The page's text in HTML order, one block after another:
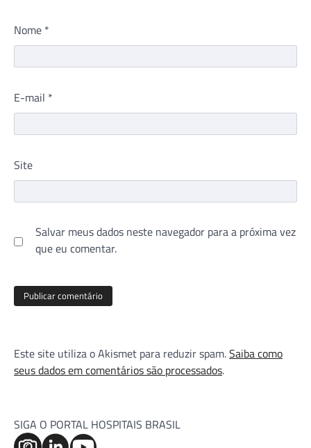
Nome *
E-mail *
Site
Salvar meus dados neste navegador para a próxima vez
que eu comentar.
Este site utiliza o Akismet para reduzir spam.Saiba como
seus dados em comentários são processados.
SIGA O PORTAL HOSPITAIS BRASIL